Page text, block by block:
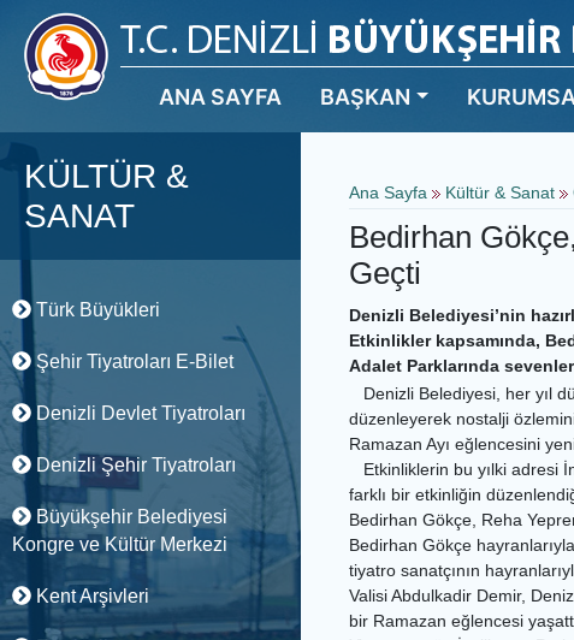
ANA SAYFA BAŞKAN
KÜLTÜR &
SANAT
Türk Büyükleri
Şehir Tiyatroları E-Bilet
Denizli Devlet Tiyatroları
Denizli Şehir Tiyatroları
Büyükşehir Belediyesi
Kongre ve Kültür Merkezi
Kent Arşivleri
Ana Sayfa Kültür & Sanat
Bedirhan
Geçti
Denizli Belediyesi’nin
Etkinlikler kapsamında,
Adalet Parklarında
Denizli Belediyesi, her yıl
düzenleyerek nostalji
Ramazan Ayı eğlencesini
Etkinliklerin bu yılki adresi
farklı bir etkinliğin
Bedirhan Gökçe, Reha
Bedirhan Gökçe
tiyatro sanatçının
Valisi Abdulkadir Demir,
bir Ramazan eğlencesi